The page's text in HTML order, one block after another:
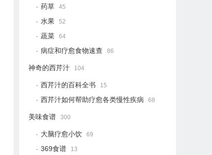
药草 45
水果 52
蔬菜 64
病症和疗愈食物速查 86
神奇的西芹汁 104
西芹汁的百科全书 15
西芹汁如何帮助疗愈各类慢性疾病 68
美味食谱 300
大脑疗愈小饮 69
369食谱 13